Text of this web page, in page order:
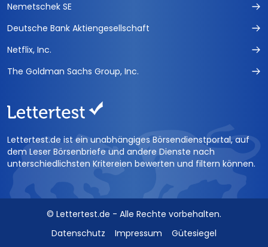
Nemetschek SE
Deutsche Bank Aktiengesellschaft
Netflix, Inc.
The Goldman Sachs Group, Inc.
Lettertest.de ist ein unabhängiges Börsendienstportal, auf
dem Leser Börsenbriefe und andere Dienste nach
unterschiedlichsten Kritereien bewerten und filtern können.
© Lettertest.de - Alle Rechte vorbehalten.
Datenschutz
Impressum Gütesiegel